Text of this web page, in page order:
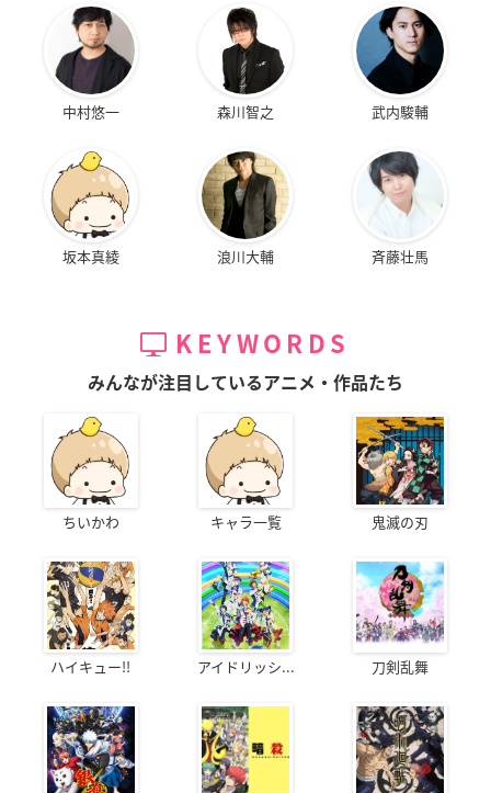
中村悠一 森川智之 武内駿輔
坂本真綾 浪川大輔 斉藤壮馬
KEYWORDS
みんなが注目しているアニメ・作品たち
ちいかわ キャラ一覧 鬼滅の刃
ハイキュー!! アイドリッシ... 刀剣乱舞